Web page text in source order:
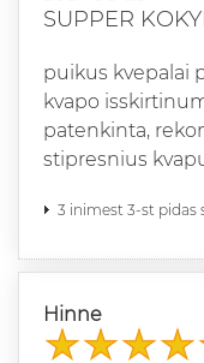
SUPPER
puikus kvepalai
kvapo
patenkinta,
stipresnius
3 inimest 3-st pidas
Hinne